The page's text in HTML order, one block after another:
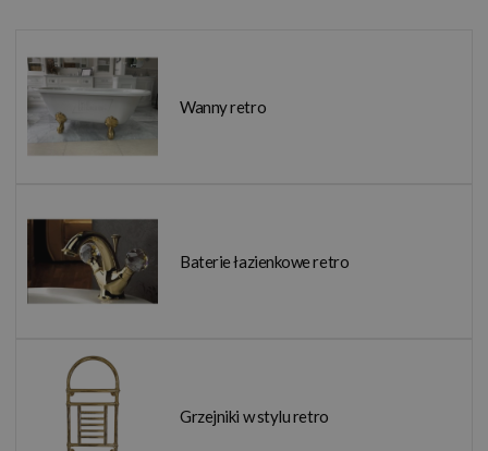
Wanny retro
Baterie łazienkowe retro
Grzejniki w stylu retro